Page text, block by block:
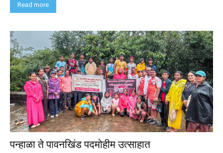
Read more
पन्हाळा ते पावनखिंड पदमोहीम उत्साहात